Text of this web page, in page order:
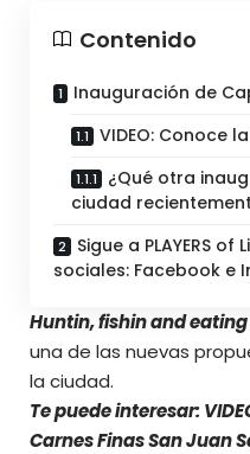
Contenido
Inauguración de
VIDEO: Conoce
¿Qué otra
ciudad
Sigue a PLAYERS
sociales: Facebook e
Huntin, fishin and
una de las nuevas
la ciudad.
Te puede interesar:
Carnes Finas San Juan